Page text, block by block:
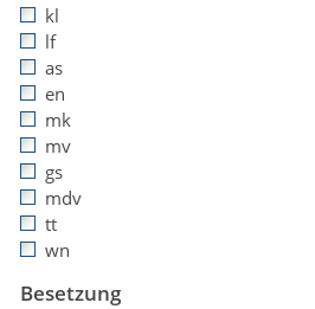
kl
lf
as
en
mk
mv
gs
mdv
tt
wn
Besetzung